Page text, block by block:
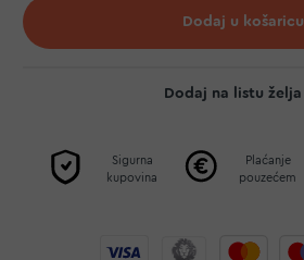
Dodaj u košaricu
Dodaj na listu želja
Sigurna
kupovina
Plaćanje
pouzećem